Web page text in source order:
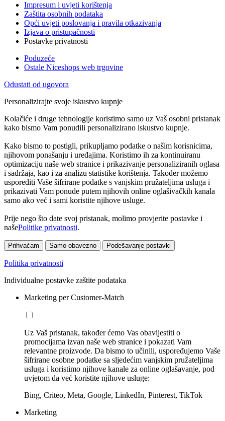
Impresum i uvjeti korištenja
Zaštita osobnih podataka
Opći uvjeti poslovanja i pravila otkazivanja
Izjava o pristupačnosti
Postavke privatnosti
Poduzeće
Ostale Niceshops web trgovine
Odustati od ugovora
Personalizirajte svoje iskustvo kupnje
Kolačiće i druge tehnologije koristimo samo uz Vaš osobni pristanak
kako bismo Vam ponudili personalizirano iskustvo kupnje.
Kako bismo to postigli, prikupljamo podatke o našim korisnicima,
njihovom ponašanju i uređajima. Koristimo ih za kontinuiranu
optimizaciju naše web stranice i prikazivanje personaliziranih oglasa
i sadržaja, kao i za analizu statistike korištenja. Također možemo
usporediti Vaše šifrirane podatke s vanjskim pružateljima usluga i
prikazivati Vam ponude putem njihovih online oglašivačkih kanala
samo ako već i sami koristite njihove usluge.
Prije nego što date svoj pristanak, molimo provjerite postavke i
našePolitike privatnosti.
Prihvaćam Samo obavezno Podešavanje postavki
Politika privatnosti
Individualne postavke zaštite podataka
Marketing per Customer-Match
Uz Vaš pristanak, također ćemo Vas obavijestiti o
promocijama izvan naše web stranice i pokazati Vam
relevantne proizvode. Da bismo to učinili, uspoređujemo Vaše
šifrirane osobne podatke sa sljedećim vanjskim pružateljima
usluga i koristimo njihove kanale za online oglašavanje, pod
uvjetom da već koristite njihove usluge:
Bing, Criteo, Meta, Google, LinkedIn, Pinterest, TikTok
Marketing